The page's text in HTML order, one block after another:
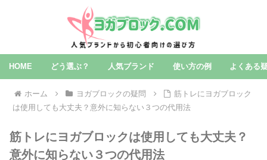
HOME どう選ぶ？ 人気ブランド 使い方の例 よくある
ホーム ヨガブロックの疑問
筋トレにヨガブロック
は使⽤しても⼤丈夫？意外に知らない３つの代用法
筋トレにヨガブロックは使⽤しても⼤丈夫？
意外に知らない３つの代用法